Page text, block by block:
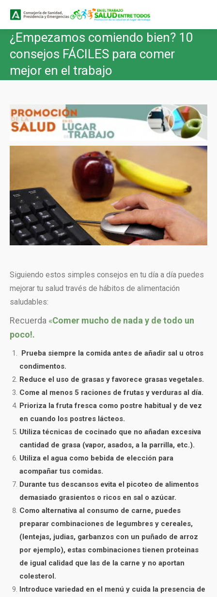
¿Empezamos comiendo bien? 10
consejos FÁCILES para comer
mejor en el trabajo
Siguiendo estos simples consejos en tu día a día puedes
mejorar tu salud través de hábitos de alimentación
saludables:
Recuerda «Comer mucho de nada y de todo un
poco!.
Prueba siempre la comida antes de añadir sal u otros
condimentos.
Reduce el uso de grasas y favorece grasas vegetales.
Come al menos 5 raciones de frutas y verduras al día.
Prioriza la fruta fresca como postre habitual y de vez
en cuando los postres lácteos.
Utiliza técnicas de cocinado que no añadan excesiva
cantidad de grasa (vapor, asados, a la parrilla, etc.).
Utiliza el agua como bebida de elección para
acompañar tus comidas.
Durante tus descansos evita el picoteo de alimentos
demasiado grasientos o ricos en sal o azúcar.
Como alternativa al consumo de carne, puedes
preparar combinaciones de legumbres y cereales,
(lentejas, judias, garbanzos con un puñado de arroz
por ejemplo), estas combinaciones tienen proteinas
de igual calidad que las de la carne y no aportan
colesterol.
Introduce variedad en el menú y cuida la presencia de